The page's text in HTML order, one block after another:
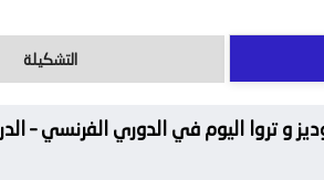
التشكيلة
و تروا اليوم في الدوري الفرنسي –